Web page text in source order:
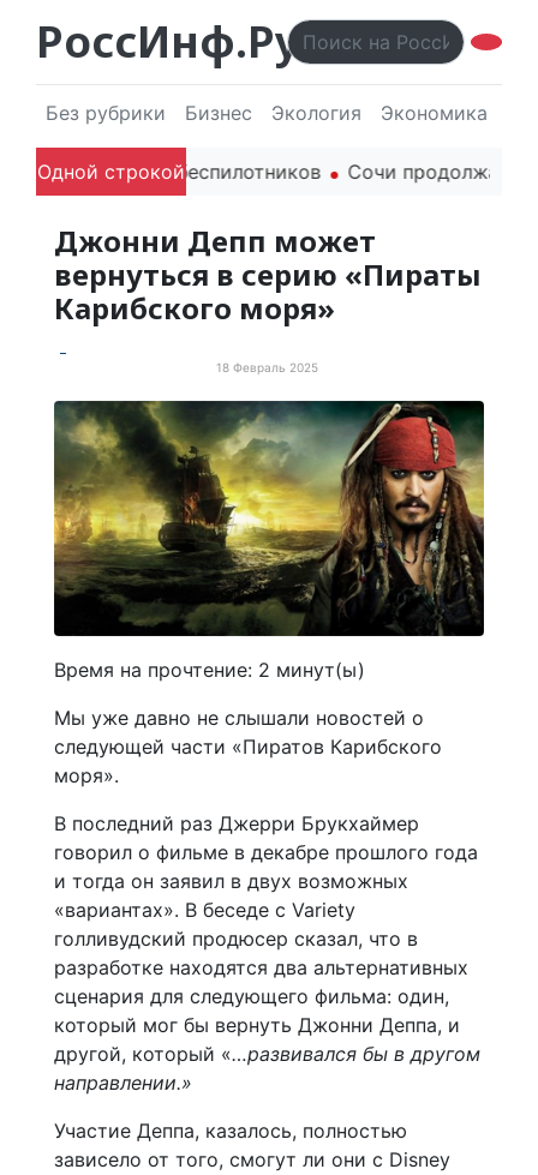
РоссИнф.Ру
Без рубрики Бизнес Экология Экономика
Одной строкой
гражданских беспилотников Сочи продолжает
Джонни Депп может
вернуться в серию «Пираты
Карибского моря»
18 Февраль 2025
Время на прочтение: 2 минут(ы)
Мы уже давно не слышали новостей о
следующей части «Пиратов Карибского
моря».
В последний раз Джерри Брукхаймер
говорил о фильме в декабре прошлого года
и тогда он заявил в двух возможных
«вариантах». В беседе с Variety
голливудский продюсер сказал, что в
разработке находятся два альтернативных
сценария для следующего фильма: один,
который мог бы вернуть Джонни Деппа, и
другой, который «…развивался бы в другом
направлении.»
Участие Деппа, казалось, полностью
зависело от того, смогут ли они с Disney